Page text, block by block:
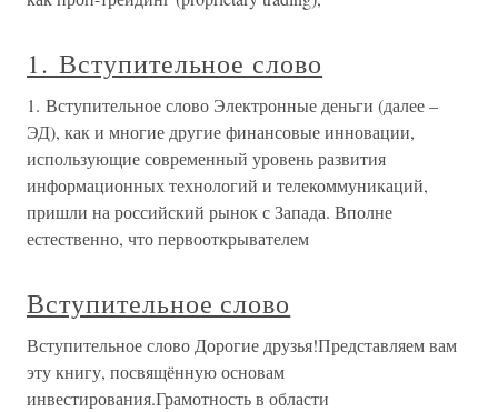
1. Вступительное слово
1. Вступительное слово Электронные деньги (далее –
ЭД), как и многие другие финансовые инновации,
использующие современный уровень развития
информационных технологий и телекоммуникаций,
пришли на российский рынок с Запада. Вполне
естественно, что первооткрывателем
Вступительное слово
Вступительное слово Дорогие друзья!Представляем вам
эту книгу, посвящённую основам
инвестирования.Грамотность в области